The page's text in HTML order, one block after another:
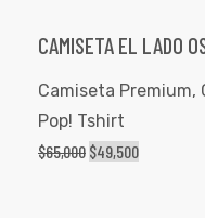
CAMISETA EL LADO
Camiseta Premium,
Pop! Tshirt
$65,000 $49,500